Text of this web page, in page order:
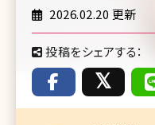
2026.02.20 更新
投稿をシェアする：